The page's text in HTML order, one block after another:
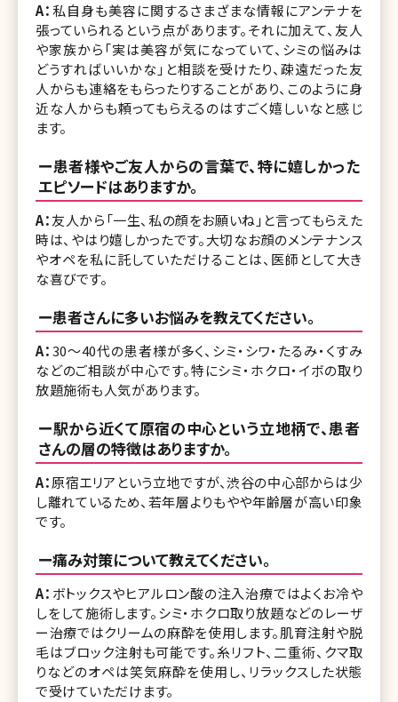
A：私自身も美容に関するさまざまな情報にアンテナを
張っていられるという点があります。それに加えて、友人
や家族から「実は美容が気になっていて、シミの悩みは
どうすればいいかな」と相談を受けたり、疎遠だった友
人からも連絡をもらったりすることがあり、このように身
近な人からも頼ってもらえるのはすごく嬉しいなと感じ
ます。
ー患者様やご友人からの言葉で、特に嬉しかった
エピソードはありますか。
A：友人から「一生、私の顔をお願いね」と言ってもらえた
時は、やはり嬉しかったです。大切なお顔のメンテナンス
やオペを私に託していただけることは、医師として大き
な喜びです。
ー患者さんに多いお悩みを教えてください。
A：30〜40代の患者様が多く、シミ・シワ・たるみ・くすみ
などのご相談が中心です。特にシミ・ホクロ・イボの取り
放題施術も人気があります。
ー駅から近くて原宿の中心という立地柄で、患者
さんの層の特徴はありますか。
A：原宿エリアという立地ですが、渋谷の中心部からは少
し離れているため、若年層よりもやや年齢層が高い印象
です。
ー痛み対策について教えてください。
A： ボトックスやヒアルロン酸の注入治療ではよくお冷や
しをして施術します。シミ・ホクロ取り放題などのレーザ
ー治療ではクリームの麻酔を使用します。肌育注射や脱
毛はブロック注射も可能です。糸リフト、二重術、クマ取
りなどのオペは笑気麻酔を使用し、リラックスした状態
で受けていただけます。